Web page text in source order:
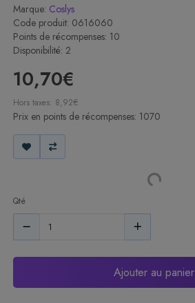
Marque: Coslys
Code produit: 0616060
Points de récompenses: 10
Disponibilité: 2
10,70€
Hors taxes: 8,92€
Prix en points de récompenses: 1070
Qté
Ajouter au panier